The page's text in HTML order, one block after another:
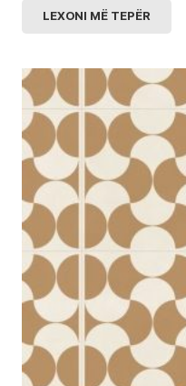
LEXONI MË TEPËR